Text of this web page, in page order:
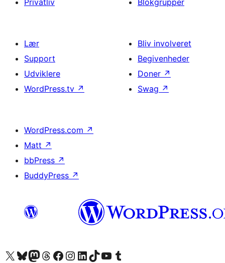
Privatliv
Blokgrupper
Lær
Support
Udviklere
WordPress.tv ↗
Bliv involveret
Begivenheder
Doner ↗
Swag ↗
WordPress.com ↗
Matt ↗
bbPress ↗
BuddyPress ↗
Besøg vores X (tidligere Twitter) konto
Besøg vores Bluesky-konto
Besøg vores Mastodon konto
Besøg vores Threads-konto
Besøg vores Facebook sideBesøg vores Instagram konto
Besøg vores LinkedIn konto
Besøg vores TikTok-konto
Besøg vores YouTube-kanalBesøg vores Tumblr-konto